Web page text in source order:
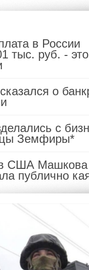
в России
тыс. руб. -
о
с
Земфиры*
США Машкова
публично